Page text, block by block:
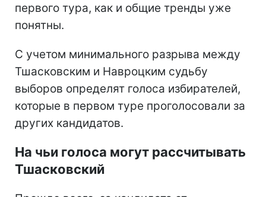
первого тура, как и общие тренды уже
понятны.
С учетом минимального разрыва между
Тшасковским и Навроцким судьбу
выборов определят голоса избирателей,
которые в первом туре проголосовали за
других кандидатов.
На чьи голоса могут рассчитывать
Тшасковский